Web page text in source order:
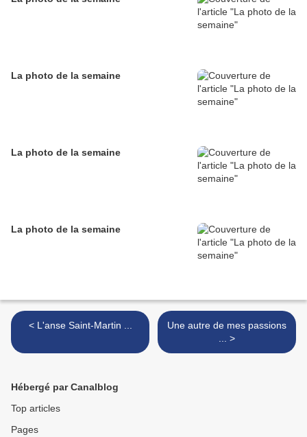
La photo de la semaine
La photo de la semaine
La photo de la semaine
< L'anse Saint-Martin ...
Une autre de mes passions
... >
Hébergé par Canalblog
Top articles
Pages